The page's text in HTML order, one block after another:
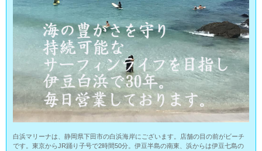
白浜マリーナは、静岡県下田市の白浜海岸にございます。店舗の目の前がビーチ
です。東京からJR踊り子号で2時間50分。伊豆半島の南東、浜からは伊豆七島の